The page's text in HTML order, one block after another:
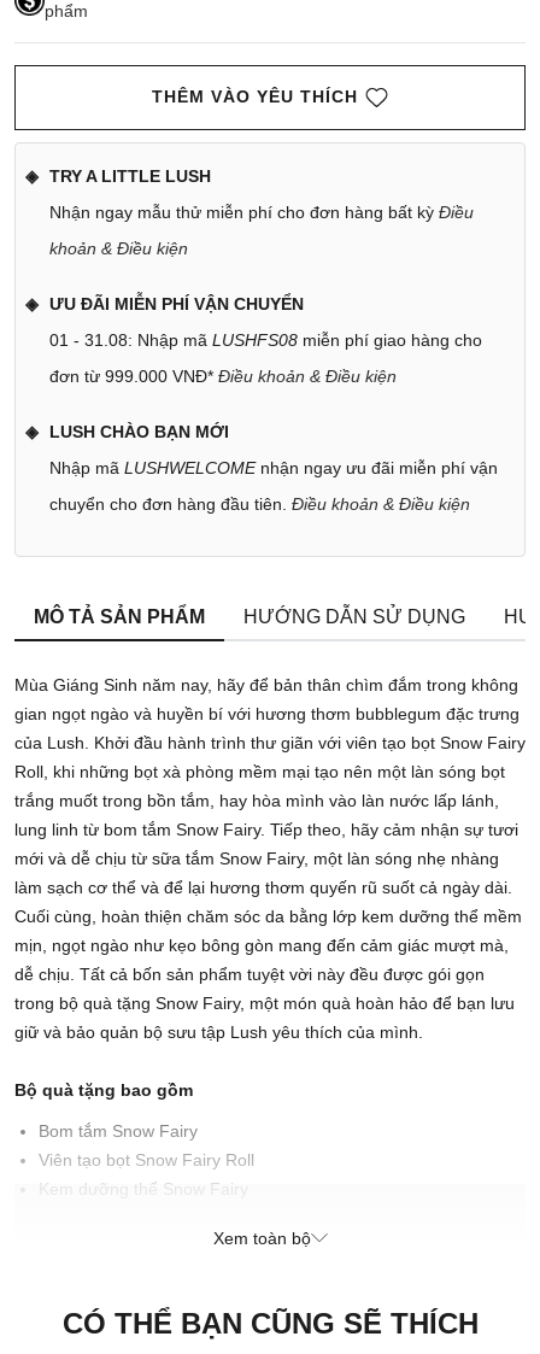
phẩm
THÊM VÀO YÊU THÍCH
TRY A LITTLE LUSH
Nhận ngay mẫu thử miễn phí cho đơn hàng bất kỳ Điều
khoản & Điều kiện
ƯU ĐÃI MIỄN PHÍ VẬN CHUYỂN
01 - 31.08: Nhập mã LUSHFS08 miễn phí giao hàng cho
đơn từ 999.000 VNĐ* Điều khoản & Điều kiện
LUSH CHÀO BẠN MỚI
Nhập mã LUSHWELCOMEnhận ngay ưu đãi miễn phí vận
chuyển cho đơn hàng đầu tiên. Điều khoản & Điều kiện
MÔ TẢ SẢN PHẨM HƯỚNG DẪN SỬ DỤNG
Mùa Giáng Sinh năm nay, hãy để bản thân chìm đắm trong không
gian ngọt ngào và huyền bí với hương thơm bubblegum đặc trưng
của Lush. Khởi đầu hành trình thư giãn với viên tạo bọt Snow Fairy
Roll, khi những bọt xà phòng mềm mại tạo nên một làn sóng bọt
trắng muốt trong bồn tắm, hay hòa mình vào làn nước lấp lánh,
lung linh từ bom tắm Snow Fairy. Tiếp theo, hãy cảm nhận sự tươi
mới và dễ chịu từ sữa tắm Snow Fairy, một làn sóng nhẹ nhàng
làm sạch cơ thể và để lại hương thơm quyến rũ suốt cả ngày dài.
Cuối cùng, hoàn thiện chăm sóc da bằng lớp kem dưỡng thể mềm
mịn, ngọt ngào như kẹo bông gòn mang đến cảm giác mượt mà,
dễ chịu. Tất cả bốn sản phẩm tuyệt vời này đều được gói gọn
trong bộ quà tặng Snow Fairy, một món quà hoàn hảo để bạn lưu
giữ và bảo quản bộ sưu tập Lush yêu thích của mình.
Bộ quà tặng bao gồm
Bom tắm Snow Fairy
Viên tạo bọt Snow Fairy Roll
Kem dưỡng thể Snow Fairy
Bom tắm: Cho một lượng vừa đủ vào bồn tắm và tận hưởng cảm
giác ngâm bồn thật thư giãn.
Xem toàn bộ
CÓ THỂ BẠN CŨNG SẼ THÍCH